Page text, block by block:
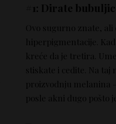
#1: Dirate
Ovo sugurno znate, ali
hiperpigmentacije.
kreće da je tretira.
stiskate i cedite. Na taj
proizvodnju melanina –
posle akni dugo pošto